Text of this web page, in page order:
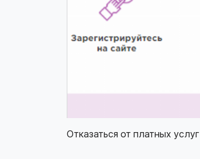
Отказаться от платных